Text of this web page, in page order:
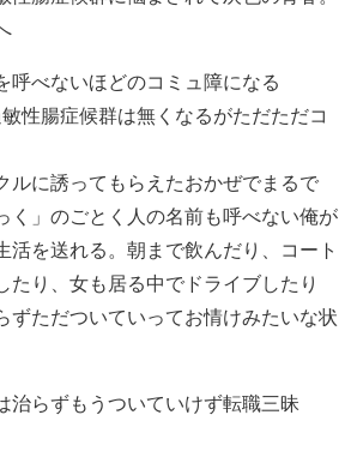
べないほどのコミュ障になる
性腸症候群は無くなるがただただコ
ルに誘ってもらえたおかぜでまるで
く」のごとく人の名前も呼べない俺が
活を送れる。朝まで飲んだり、コート
たり、女も居る中でドライブしたり
ずただついていってお情けみたいな状
らずもうついていけず転職三昧